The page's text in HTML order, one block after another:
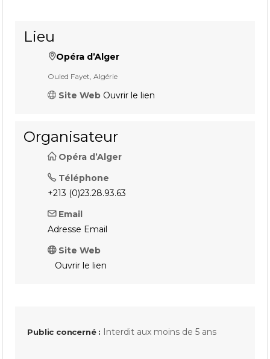
Lieu
Opéra d’Alger
Ouled Fayet, Algérie
Site Web Ouvrir le lien
Organisateur
Opéra d’Alger
Téléphone
+213 (0)23.28.93.63
Email
Adresse Email
Site Web
Ouvrir le lien
Public concerné : Interdit aux moins de 5 ans